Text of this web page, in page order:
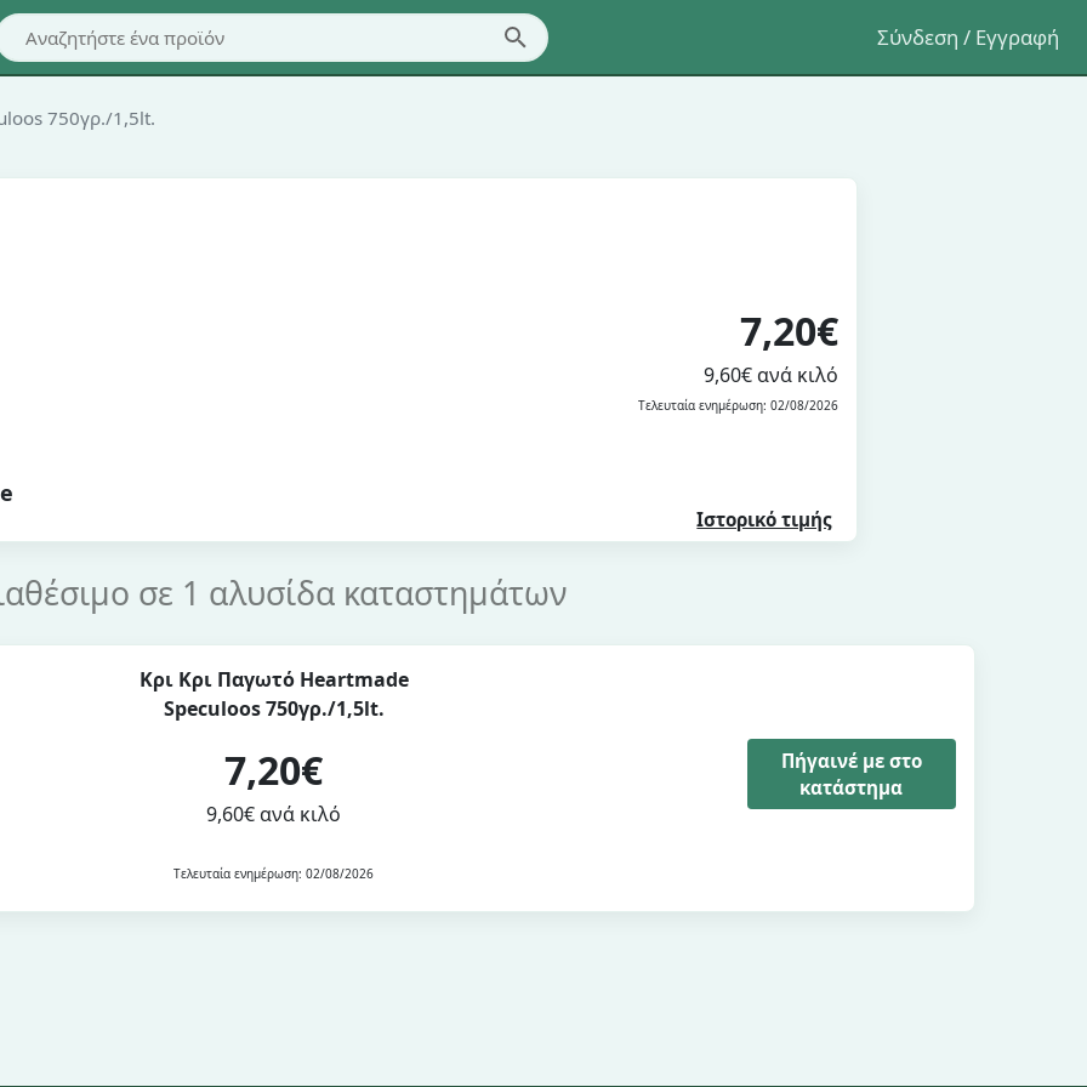
Σύνδεση / Εγγραφή
750γρ./1,5lt.
7,20€
9,60€ ανά κιλό
Τελευταία ενημέρωση: 02/08/2026
Ιστορικό τιμής
σε 1 αλυσίδα καταστημάτων
Κρι Κρι Παγωτό Heartmade
Speculoos 750γρ./1,5lt.
7,20€
9,60€ ανά κιλό
Τελευταία ενημέρωση: 02/08/2026
Πήγαινέ με στο
κατάστημα